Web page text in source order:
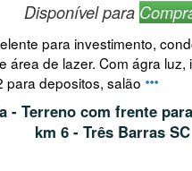
Disponível para
para investimento,
área de lazer. Com ágra luz,
para depositos, salão
- Terreno com frente
km 6 - Três Barras SC